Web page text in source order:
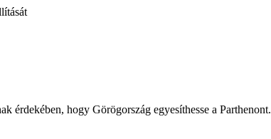
érdekében, hogy Görögország egyesíthesse a Parthenont.